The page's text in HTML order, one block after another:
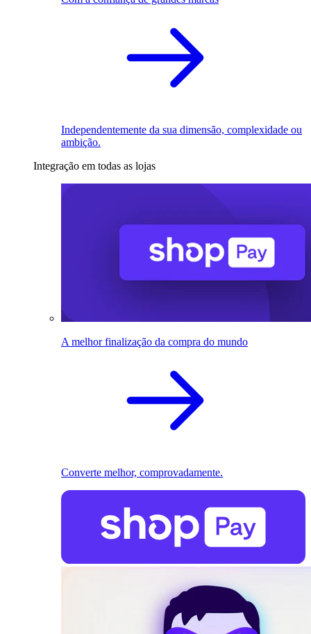
Independentemente da sua dimensão, complexidade ou
ambição.
Integração em todas as lojas
A melhor finalização da compra do mundo
Converte melhor, comprovadamente.